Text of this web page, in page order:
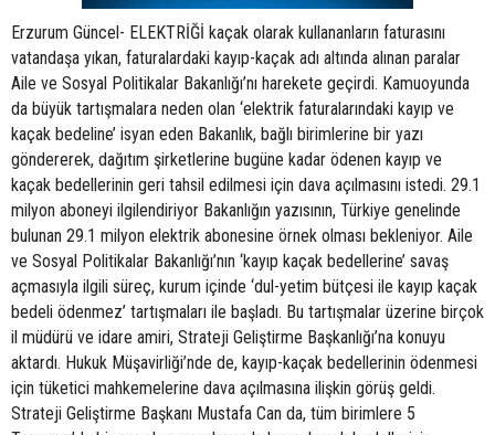
Erzurum Güncel- ELEKTRİĞİ kaçak olarak kullananların faturasını
vatandaşa yıkan, faturalardaki kayıp-kaçak adı altında alınan paralar
Aile ve Sosyal Politikalar Bakanlığı’nı harekete geçirdi. Kamuoyunda
da büyük tartışmalara neden olan ‘elektrik faturalarındaki kayıp ve
kaçak bedeline’ isyan eden Bakanlık, bağlı birimlerine bir yazı
göndererek, dağıtım şirketlerine bugüne kadar ödenen kayıp ve
kaçak bedellerinin geri tahsil edilmesi için dava açılmasını istedi. 29.1
milyon aboneyi ilgilendiriyor Bakanlığın yazısının, Türkiye genelinde
bulunan 29.1 milyon elektrik abonesine örnek olması bekleniyor. Aile
ve Sosyal Politikalar Bakanlığı’nın ‘kayıp kaçak bedellerine’ savaş
açmasıyla ilgili süreç, kurum içinde ‘dul-yetim bütçesi ile kayıp kaçak
bedeli ödenmez’ tartışmaları ile başladı. Bu tartışmalar üzerine birçok
il müdürü ve idare amiri, Strateji Geliştirme Başkanlığı’na konuyu
aktardı. Hukuk Müşavirliği’nde de, kayıp-kaçak bedellerinin ödenmesi
için tüketici mahkemelerine dava açılmasına ilişkin görüş geldi.
Strateji Geliştirme Başkanı Mustafa Can da, tüm birimlere 5